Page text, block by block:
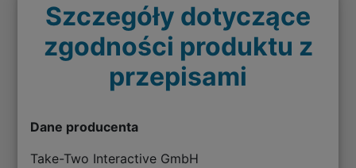
Szczegóły dotyczące
zgodności produktu z
przepisami
Dane producenta
Take-Two Interactive GmbH